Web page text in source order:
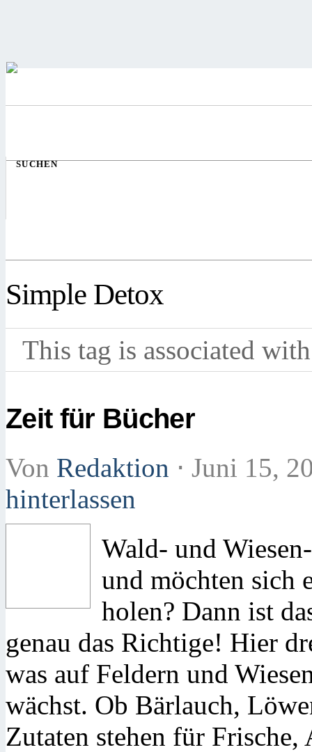
SUCHEN
Simple Detox
This tag is associated
Zeit für Bücher
Von Redaktion ⋅ Juni 15,
hinterlassen
Wald- und
und möchten sich
holen? Dann ist
genau das Richtige! Hier
was auf Feldern und
wächst. Ob Bärlauch,
Zutaten stehen für